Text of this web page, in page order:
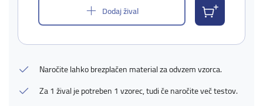
Dodaj žival
Naročite lahko brezplačen material za odvzem vzorca.
Za 1 žival je potreben 1 vzorec, tudi če naročite več testov.